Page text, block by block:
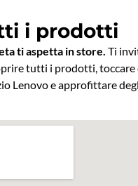
i prodotti
ti aspetta in store. Ti
tutti i prodotti, toccare
Lenovo e approfittare